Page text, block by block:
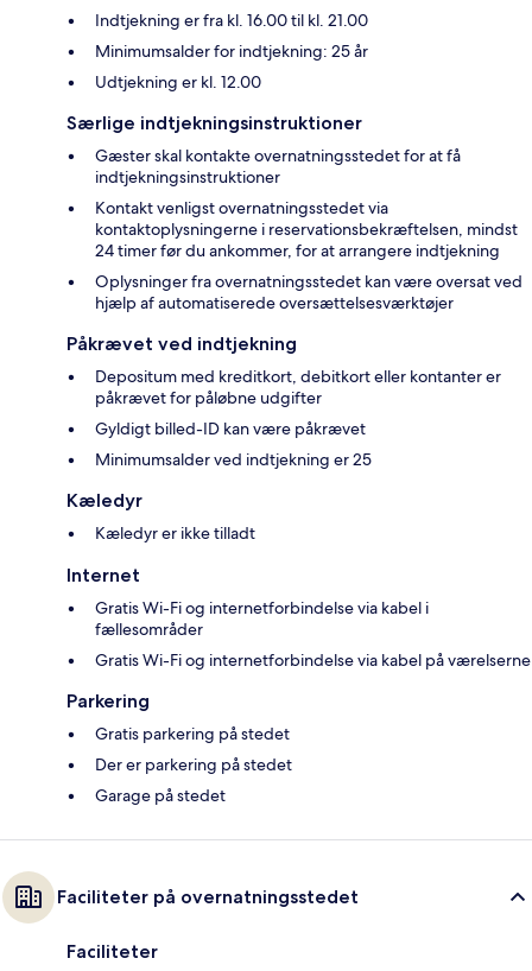
Indtjekning er fra kl. 16.00 til kl. 21.00
Minimumsalder for indtjekning: 25 år
Udtjekning er kl. 12.00
Særlige indtjekningsinstruktioner
Gæster skal kontakte overnatningsstedet for at få
indtjekningsinstruktioner
Kontakt venligst overnatningsstedet via
kontaktoplysningerne i reservationsbekræftelsen, mindst
24 timer før du ankommer, for at arrangere indtjekning
Oplysninger fra overnatningsstedet kan være oversat ved
hjælp af automatiserede oversættelsesværktøjer
Påkrævet ved indtjekning
Depositum med kreditkort, debitkort eller kontanter er
påkrævet for påløbne udgifter
Gyldigt billed-ID kan være påkrævet
Minimumsalder ved indtjekning er 25
Kæledyr
Kæledyr er ikke tilladt
Internet
Gratis Wi-Fi og internetforbindelse via kabel i
fællesområder
Gratis Wi-Fi og internetforbindelse via kabel på værelserne
Parkering
Gratis parkering på stedet
Der er parkering på stedet
Garage på stedet
Faciliteter på overnatningsstedet
Faciliteter